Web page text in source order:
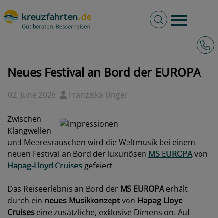
Burger
Volltextsuche
Neues Festival an Bord der EUROPA
02. June 2026 Franziska Unger
Zwischen
Klangwellen
und Meeresrauschen wird die Weltmusik bei einem
neuen Festival an Bord der luxuriösen MS EUROPAvon
Hapag-Lloyd Cruises gefeiert.
Das Reiseerlebnis an Bord der MS EUROPAerhält
durch ein neues Musikkonzeptvon Hapag-Lloyd
Cruises eine zusätzliche, exklusive Dimension. Auf